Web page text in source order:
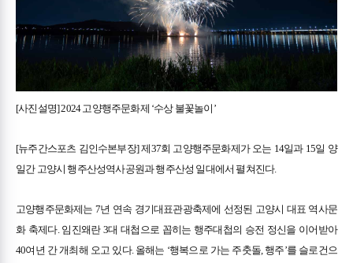
[사진설명] 2024 고양행주문화제 ‘수상 불꽃놀이’
[뉴주간스포츠 김인수본부장] 제37회 고양행주문화제가 오는 14일과 15일 양
일간 고양시 행주산성역사공원과 행주산성 일대에서 펼쳐진다.
고양행주문화제는 7년 연속 경기대표관광축제에 선정된 고양시 대표 역사문
화 축제다. 임진왜란 3대 대첩으로 꼽히는 행주대첩의 승전 정신을 이어받아
40여년 간 개최해 오고 있다. 올해는 ‘행복으로 가는 주춧돌, 행주’를 슬로건으